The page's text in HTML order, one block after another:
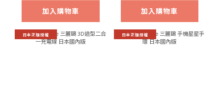
加入購物車 加入購物車
日本正版授權 日本正版授權